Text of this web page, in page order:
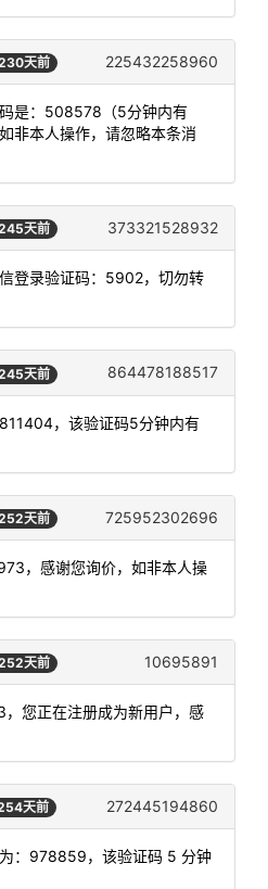
天前 225432258960
码是：508578（5分钟内有
非本人操作，请忽略本条消
天前 373321528932
登录验证码：5902，切勿转
天前 864478188517
，该验证码5分钟内有
天前 725952302696
，感谢您询价，如非本人操
天前 10695891
，您正在注册成为新用户，感
天前 272445194860
为：978859，该验证码 5 分钟